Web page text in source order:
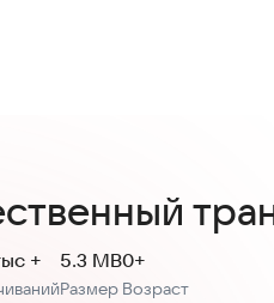
+
Размер
5.3 MB
Возраст
0+